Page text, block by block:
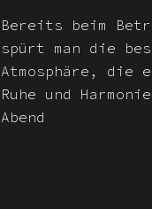
Bereits beim
spürt man die
Atmosphäre, die
Ruhe und
Abend